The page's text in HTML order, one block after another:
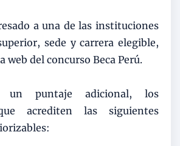
a una de las instituciones
sede y carrera elegible,
web del concurso Beca Perú.
un puntaje adicional, los
acrediten las siguientes